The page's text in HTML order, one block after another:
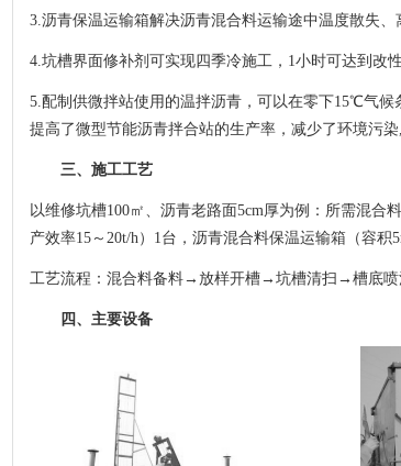
3.沥青保温运输箱解决沥青混合料运输途中温度散失、
4.坑槽界面修补剂可实现四季冷施工，1小时可达到改
5.配制供微拌站使用的温拌沥青，可以在零下15℃气
提高了微型节能沥青拌合站的生产率，减少了环境污
三、施工工艺
以维修坑槽100㎡、沥青老路面5cm厚为例：所需混合
产效率15～20t/h）1台，沥青混合料保温运输箱（容积
工艺流程：混合料备料→放样开槽→坑槽清扫→槽底
四、主要设备